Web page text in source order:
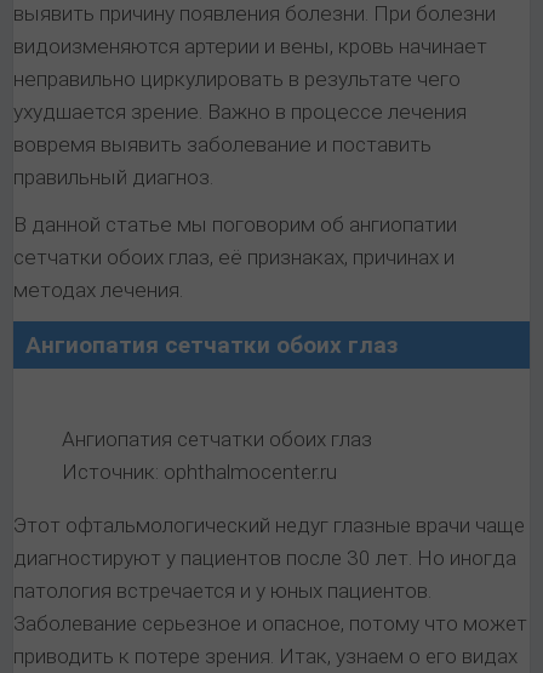
выявить причину появления болезни. При болезни
видоизменяются артерии и вены, кровь начинает
неправильно циркулировать в результате чего
ухудшается зрение. Важно в процессе лечения
вовремя выявить заболевание и поставить
правильный диагноз.
В данной статье мы поговорим об ангиопатии
сетчатки обоих глаз, её признаках, причинах и
методах лечения.
Ангиопатия сетчатки обоих глаз
Ангиопатия сетчатки обоих глаз
Источник: оphthalmocenter.ru
Этот офтальмологический недуг глазные врачи чаще
диагностируют у пациентов после 30 лет. Но иногда
патология встречается и у юных пациентов.
Заболевание серьезное и опасное, потому что может
приводить к потере зрения. Итак, узнаем о его видах